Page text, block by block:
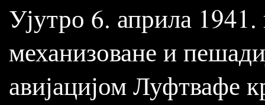
Ујутро 6. априла
механизоване и
авијацијом Луфтвафе